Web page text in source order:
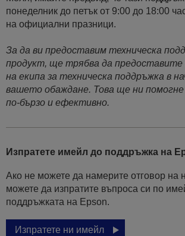
понеделник до петък от 9:00 до 18:00
на официални празници.
За да ви предоставим техническа
продукт, ще трябва да предоставите
на екипа за техническа поддръжка в
вашето обаждане. Това ще ни помогне
по-бързо и ефективно.
Изпратете имейл до поддръжка на
Ако не можете да намерите отговор на
можете да изпратите въпроса си по
поддръжката на Epson.
Изпратете ни имейл